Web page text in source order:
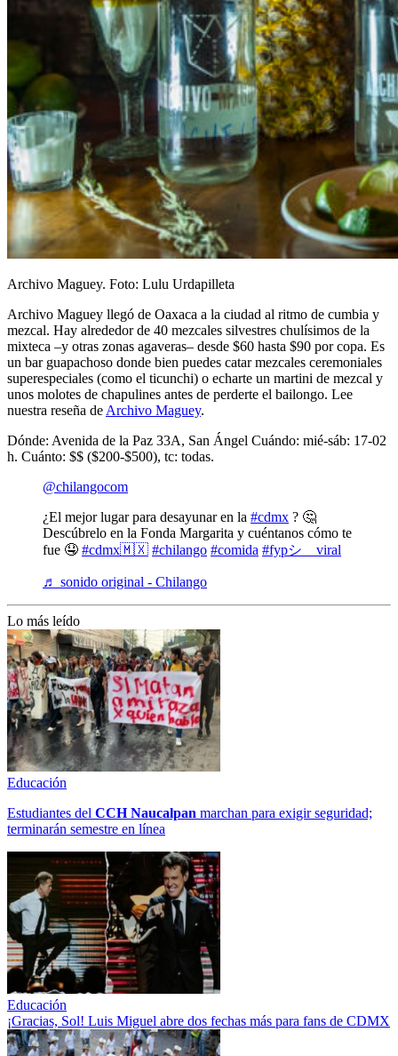
Archivo Maguey. Foto: Lulu Urdapilleta
Archivo Maguey llegó de Oaxaca a la ciudad al ritmo de cumbia y
mezcal. Hay alrededor de 40 mezcales silvestres chulísimos de la
mixteca –y otras zonas agaveras– desde $60 hasta $90 por copa. Es
un bar guapachoso donde bien puedes catar mezcales ceremoniales
superespeciales (como el ticunchi) o echarte un martini de mezcal y
unos molotes de chapulines antes de perderte el bailongo. Lee
nuestra reseña de Archivo Maguey.
Dónde: Avenida de la Paz 33A, San Ángel Cuándo: mié-sáb: 17-02
h. Cuánto: $$ ($200-$500), tc: todas.
@chilangocom
¿El mejor lugar para desayunar en la #cdmx ? 🤔
Descúbrelo en la Fonda Margarita y cuéntanos cómo te
fue 🤤 #cdmx🇲🇽 #chilango #comida #fypシ゚viral
♬ sonido original - Chilango
Lo más leído
Educación
Estudiantes del CCH Naucalpan marchan para exigir seguridad;
terminarán semestre en línea
Educación
¡Gracias, Sol! Luis Miguel abre dos fechas más para fans de CDMX